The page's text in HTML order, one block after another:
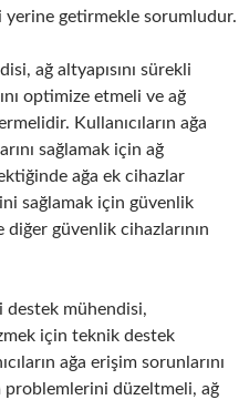
yerine getirmekle sorumludur.
ağ altyapısını sürekli
optimize etmeli ve ağ
Kullanıcıların ağa
sağlamak için ağ
ağa ek cihazlar
sağlamak için güvenlik
güvenlik cihazlarının
destek mühendisi,
için teknik destek
ağa erişim sorunlarını
problemlerini düzeltmeli, ağ